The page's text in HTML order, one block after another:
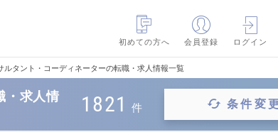
初めての方へ
会員登録 ログイン
ルタント・コーディネーターの転職・求人情報一覧
・求人情
1821 件 条件変